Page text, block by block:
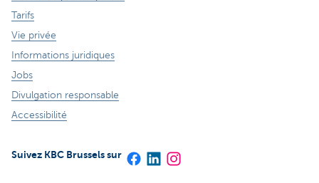
Tarifs
Vie privée
Informations juridiques
Jobs
Divulgation responsable
Accessibilité
Suivez KBC Brussels sur